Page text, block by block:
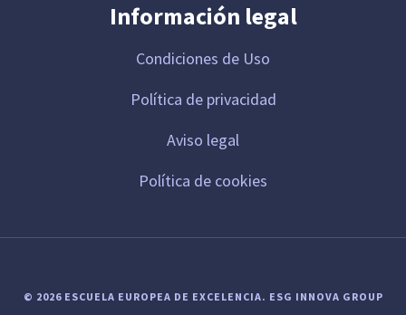
Información legal
Condiciones de Uso
Política de privacidad
Aviso legal
Política de cookies
© 2026 ESCUELA EUROPEA DE EXCELENCIA. ESG INNOVA GROUP